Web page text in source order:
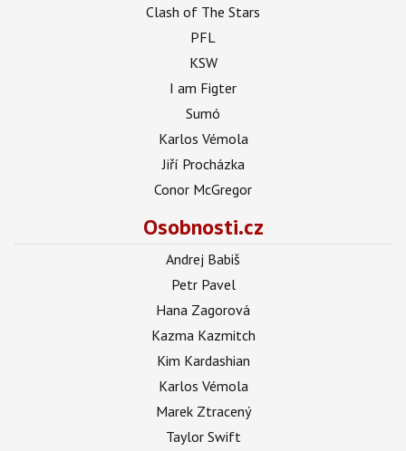
Clash of The Stars
PFL
KSW
I am Figter
Sumó
Karlos Vémola
Jiří Procházka
Conor McGregor
Osobnosti.cz
Andrej Babiš
Petr Pavel
Hana Zagorová
Kazma Kazmitch
Kim Kardashian
Karlos Vémola
Marek Ztracený
Taylor Swift